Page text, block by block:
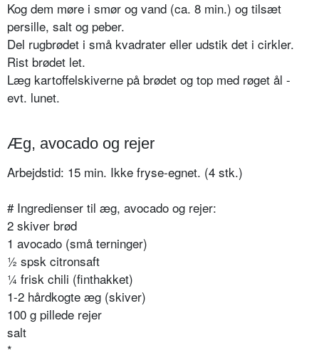
Kog dem møre i smør og vand (ca. 8 min.) og tilsæt
persille, salt og peber.
Del rugbrødet i små kvadrater eller udstik det i cirkler.
Rist brødet let.
Læg kartoffelskiverne på brødet og top med røget ål -
evt. lunet.
Æg, avocado og rejer
Arbejdstid: 15 min. Ikke fryse-egnet. (4 stk.)
# Ingredienser til æg, avocado og rejer:
2 skiver brød
1 avocado (små terninger)
½ spsk citronsaft
¼ frisk chili (finthakket)
1-2 hårdkogte æg (skiver)
100 g pillede rejer
salt
*